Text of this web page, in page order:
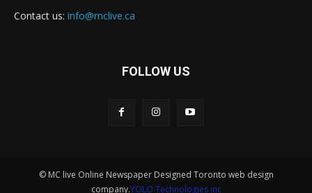
Contact us: info@mclive.ca
FOLLOW US
© MC live Online Newspaper Designed Toronto web design
company.YOLO Technologies inc